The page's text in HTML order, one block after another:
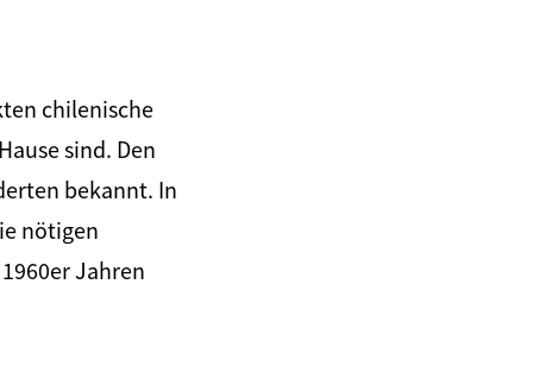
chilenische
sind. Den
bekannt. In
nötigen
Jahren